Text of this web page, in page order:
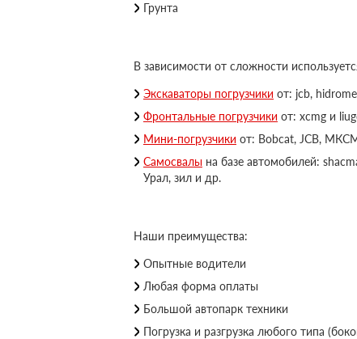
Грунта
В зависимости от сложности
Экскаваторы погрузчики от: jcb,
Фронтальные погрузчики от: xcmg и
Мини-погрузчики от: Bobcat, JCB,
Самосвалы на базе автомобилей:
Урал, зил и др.
Наши преимущества:
Опытные водители
Любая форма оплаты
Большой автопарк техники
Погрузка и разгрузка любого типа